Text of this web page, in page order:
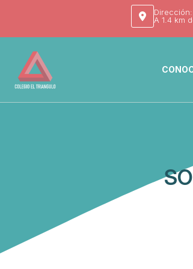
Dirección:
A 1.4 km